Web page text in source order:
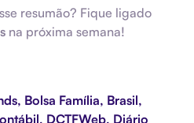
resumão? Fique ligado
na próxima semana!
, Bolsa Família, Brasil,
, DCTFWeb, Diário